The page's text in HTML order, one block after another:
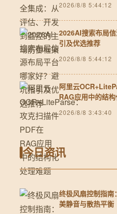
2026/8/8 5:44:12
2026AI搜索布局
引及优选推荐
2026/8/8 5:44:12
阿里云
RAG应用中的结
2026/8/8 3:43:40
今日资讯
终极风扇控制指
美静音与散热平衡